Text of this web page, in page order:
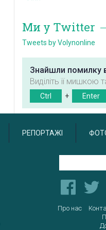
Ми у Twitter
Tweets by Volynonline
Знайшли помилку в
Виділіть її мишкою
Ctrl + Enter
РЕПОРТАЖІ
Про нас